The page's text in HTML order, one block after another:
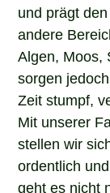
und prägt
andere
Algen, Moos,
sorgen
Zeit stumpf,
Mit unserer
stellen wir
ordentlich
geht es nicht